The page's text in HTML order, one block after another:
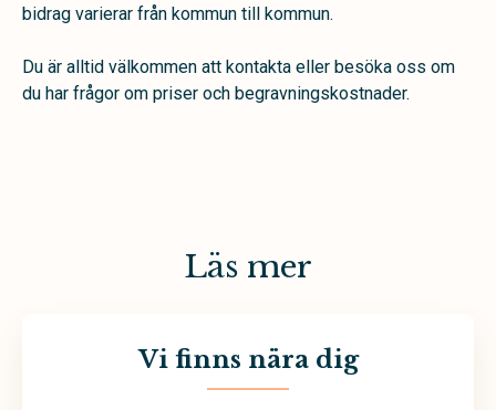
bidrag varierar från kommun till kommun.
Du är alltid välkommen att kontakta eller besöka oss om
du har frågor om priser och begravningskostnader.
Läs mer
Vi finns nära dig